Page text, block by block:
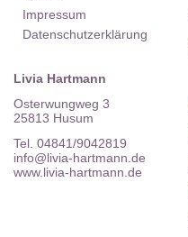
Impressum
Datenschutzerklärung
Livia Hartmann
Osterwungweg 3
25813 Husum
Tel. 04841/9042819
info@livia-hartmann.de
www.livia-hartmann.de